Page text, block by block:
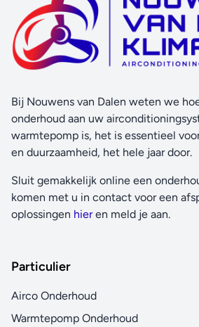
Bij Nouwens van Dalen weten we
onderhoud aan uw
warmtepomp is, het is essentieel
en duurzaamheid, het hele jaar door.
Sluit gemakkelijk online een
komen met u in contact voor een
oplossingen hieren meld je aan.
Particulier
Airco Onderhoud
Warmtepomp Onderhoud